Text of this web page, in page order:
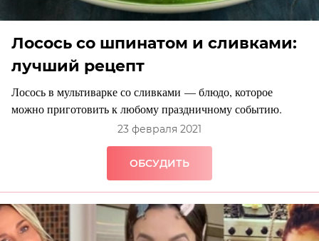
Лосось со шпинатом и сливками:
лучший рецепт
Лосось в мультиварке со сливками — блюдо, которое
можно приготовить к любому праздничному событию.
23 февраля 2021
ОБСУДИТЬ